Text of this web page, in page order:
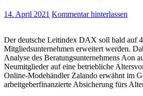
14. April 2021 Kommentar hinterlassen
Der deutsche Leitindex DAX soll bald auf
Mitgliedsunternehmen erweitert werden.
Analyse des Beratungsunternehmens Aon
Neumitglieder auf eine betriebliche
Online-Modehändler Zalando erwähnt im
arbeitgeberfinanzierte Absicherung fürs